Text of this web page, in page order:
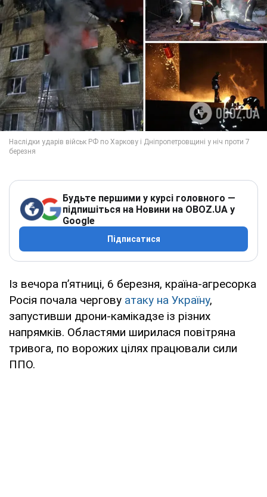
Будьте першими у курсі головного —
підпишіться на Новини на OBOZ.UA у
Google
Підписатися
Із вечора пʼятниці, 6 березня, країна-агресорка
Росія почала чергову атаку на Україну,
запустивши дрони-камікадзе із різних
напрямків. Областями ширилася повітряна
тривога, по ворожих цілях працювали сили
ППО.